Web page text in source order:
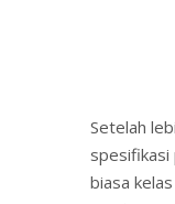
Setelah
spesifikasi
biasa